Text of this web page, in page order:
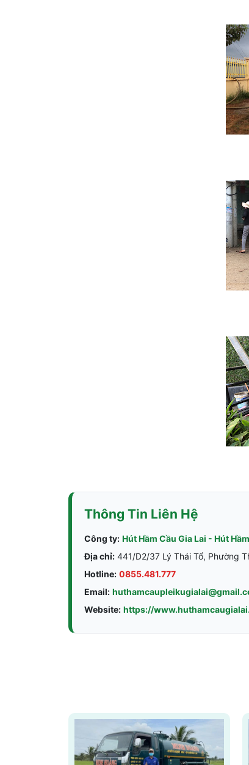
Thông Tin Liên Hệ
Công ty: Hút Hầm Cầu Gia Lai - Hút
Địa chỉ: 441/D2/37 Lý Thái Tổ, Phường
Hotline: 0855.481.777
Email:
Website: https://